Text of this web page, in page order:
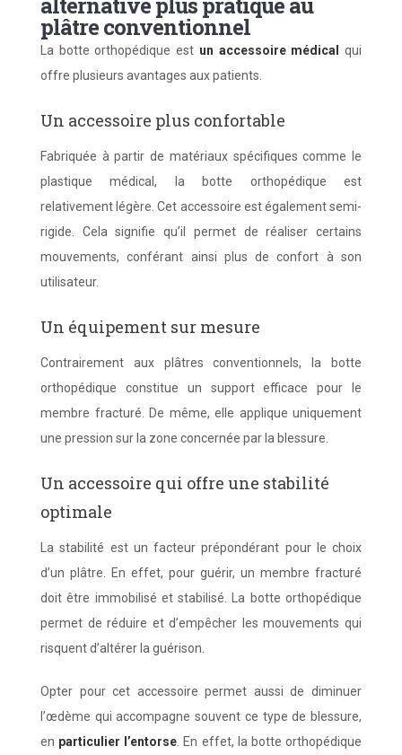
plâtre conventionnel
La botte orthopédique est un accessoire médical
qui
offre plusieurs avantages aux patients.
Un accessoire plus confortable
Fabriquée à partir de matériaux spécifiques comme le
plastique médical, la botte orthopédique est
relativement légère. Cet accessoire est également semi-
rigide. Cela signifie qu’il permet de réaliser certains
mouvements, conférant ainsi plus de confort à son
utilisateur.
Un équipement sur mesure
Contrairement aux plâtres conventionnels, la botte
orthopédique constitue un support efficace pour le
membre fracturé. De même, elle applique uniquement
une pression sur la zone concernée par la blessure.
Un accessoire qui offre une stabilité
optimale
La stabilité est un facteur prépondérant pour le choix
d’un plâtre. En effet, pour guérir, un membre fracturé
doit être immobilisé et stabilisé. La botte orthopédique
permet de réduire et d’empêcher les mouvements qui
risquent d’altérer la guérison.
Opter pour cet accessoire permet aussi de diminuer
l’œdème qui accompagne souvent ce type de blessure,
en particulier l’entorse . En effet, la botte orthopédique